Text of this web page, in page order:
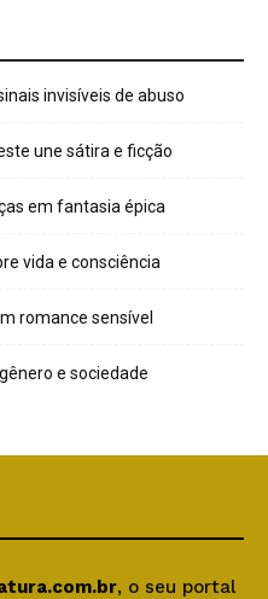
invisíveis de abuso
une sátira e ficção
em fantasia épica
vida e consciência
romance sensível
e sociedade
, o seu portal